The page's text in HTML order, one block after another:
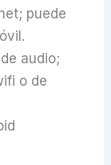
puede
audio;
o de